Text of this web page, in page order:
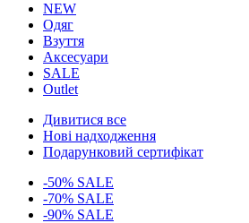
NEW
Одяг
Взуття
Аксесуари
SALE
Outlet
Дивитися все
Нові надходження
Подарунковий сертифікат
-50% SALE
-70% SALE
-90% SALE